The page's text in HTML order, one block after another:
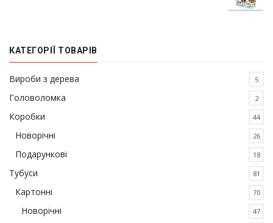
КАТЕГОРІЇ ТОВАРІВ
Вироби з дерева 5
Головоломка 2
Коробки 44
Новорічні 26
Подарункові 18
Тубуси 81
Картонні 70
Новорічні 47